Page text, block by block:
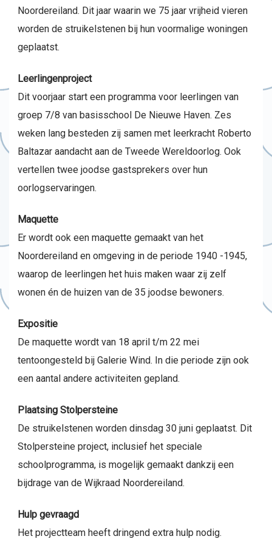
Noordereiland. Dit jaar waarin we 75 jaar vrijheid vieren
worden de struikelstenen bij hun voormalige woningen
geplaatst.
Leerlingenproject
Dit voorjaar start een programma voor leerlingen van
groep 7/8 van basisschool De Nieuwe Haven. Zes
weken lang besteden zij samen met leerkracht Roberto
Baltazar aandacht aan de Tweede Wereldoorlog. Ook
vertellen twee joodse gastsprekers over hun
oorlogservaringen.
Maquette
Er wordt ook een maquette gemaakt van het
Noordereiland en omgeving in de periode 1940 -1945,
waarop de leerlingen het huis maken waar zij zelf
wonen én de huizen van de 35 joodse bewoners.
Expositie
De maquette wordt van 18 april t/m 22 mei
tentoongesteld bij Galerie Wind. In die periode zijn ook
een aantal andere activiteiten gepland.
Plaatsing Stolpersteine
De struikelstenen worden dinsdag 30 juni geplaatst. Dit
Stolpersteine project, inclusief het speciale
schoolprogramma, is mogelijk gemaakt dankzij een
bijdrage van de Wijkraad Noordereiland.
Hulp gevraagd
Het projectteam heeft dringend extra hulp nodig.